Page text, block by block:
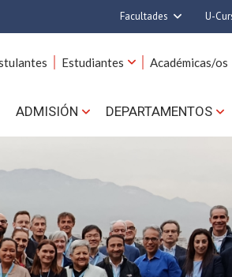
Facultades
Ciencias
Filosofía y
Medicina
Estudios Avanzados en
Nutrición y
U-
Estudiantes Académicas/os
ADMISIÓN DEPARTAMENTOS